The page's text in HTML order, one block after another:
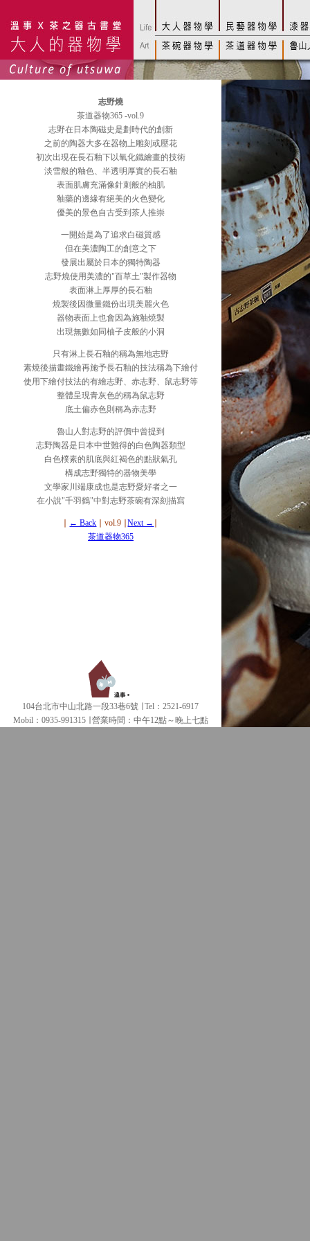
志野燒
茶道器物365 -vol.9
志野在日本陶磁史是劃時代的創新
之前的陶器大多在器物上雕刻或壓花
初次出現在長石釉下以氧化鐵繪畫的技術
淡雪般的釉色、半透明厚實的長石釉
表面肌膚充滿像針刺般的柚肌
釉藥的邊緣有絕美的火色變化
優美的景色自古受到茶人推崇
一開始是為了追求白磁質感
但在美濃陶工的創意之下
發展出屬於日本的獨特陶器
志野燒使用美濃的"百草土"製作器物
表面淋上厚厚的長石釉
燒製後因微量鐵份出現美麗火色
器物表面上也會因為施釉燒製
出現無數如同柚子皮般的小洞
只有淋上長石釉的稱為無地志野
素燒後描畫鐵繪再施予長石釉的技法稱為下繪付
使用下繪付技法的有繪志野、赤志野、鼠志野等
整體呈現青灰色的稱為鼠志野
底土偏赤色則稱為赤志野
魯山人對志野的評價中曾提到
志野陶器是日本中世難得的白色陶器類型
白色樸素的肌底與紅褐色的點狀氣孔
構成志野獨特的器物美學
文學家川端康成也是志野愛好者之一
在小說"千羽鶴"中對志野茶碗有深刻描寫
← Back ∣ vol.9 ∣Next →
茶道器物365
104台北市中山北路一段33巷6號 ∣ Tel：2521-6917
Mobil：0935-991315 ∣
營業時間：中午12點～晚上七點